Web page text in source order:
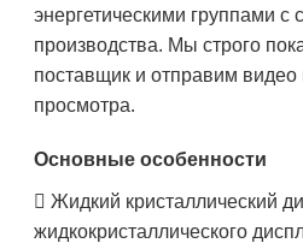
энергетическими группами с
производства. Мы строго
поставщик и отправим видео
просмотра.
Основные особенности
 Жидкий кристаллический
жидкокристаллического